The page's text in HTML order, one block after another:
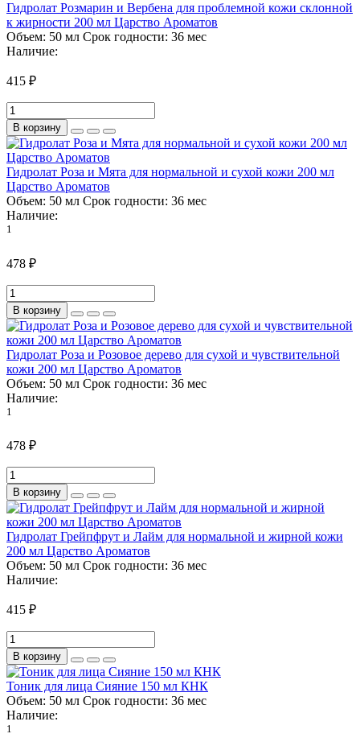
Гидролат Розмарин и Вербена для проблемной кожи склонной
к жирности 200 мл Царство Ароматов
Объем: 50 мл Срок годности: 36 мес
Наличие:
415 ₽
В корзину
Гидролат Роза и Мята для нормальной и сухой кожи 200 мл
Царство Ароматов
Объем: 50 мл Срок годности: 36 мес
Наличие:
1
478 ₽
В корзину
Гидролат Роза и Розовое дерево для сухой и чувствительной
кожи 200 мл Царство Ароматов
Объем: 50 мл Срок годности: 36 мес
Наличие:
1
478 ₽
В корзину
Гидролат Грейпфрут и Лайм для нормальной и жирной кожи
200 мл Царство Ароматов
Объем: 50 мл Срок годности: 36 мес
Наличие:
415 ₽
В корзину
Тоник для лица Сияние 150 мл КНК
Объем: 50 мл Срок годности: 36 мес
Наличие:
1